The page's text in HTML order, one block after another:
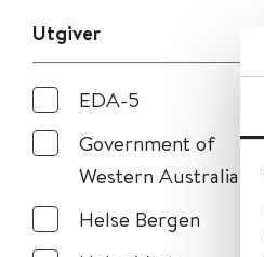
Utgiver
EDA-5
Government of
Western Australia
Helse Bergen